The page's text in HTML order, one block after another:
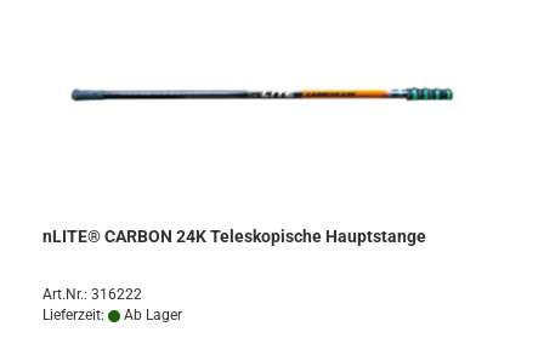
nLITE® CARBON 24K Teleskopische Hauptstange
Art.Nr.: 316222
Lieferzeit:
Ab Lager